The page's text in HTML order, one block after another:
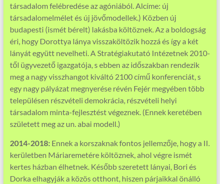
társadalom felébredése az agóniából. Alcíme: új
társadalomelmélet és új jövőmodellek.) Közben új
budapesti (ismét bérelt) lakásba költöznek. Az a boldogság
éri, hogy Dorottya lánya visszaköltözik hozzá és így a két
lányát együtt nevelheti. A Stratégiakutató Intézetnek 2010-
től ügyvezető igazgatója, s ebben az időszakban rendezik
meg a nagy visszhangot kiváltó 2100 című konferenciát, s
egy nagy pályázat megnyerése révén Fejér megyében több
településen részvételi demokrácia, részvételi helyi
társadalom minta-fejlesztést végeznek. (Ennek keretében
született meg az un. abai modell.)
2014-2018:Ennek a korszaknak fontos jellemzője, hogy a II.
kerületben Máriaremetére költöznek, ahol végre ismét
kertes házban élhetnek. Később szeretett lányai, Bori és
Dorka elhagyják a közös otthont, hiszen párjaikkal önálló